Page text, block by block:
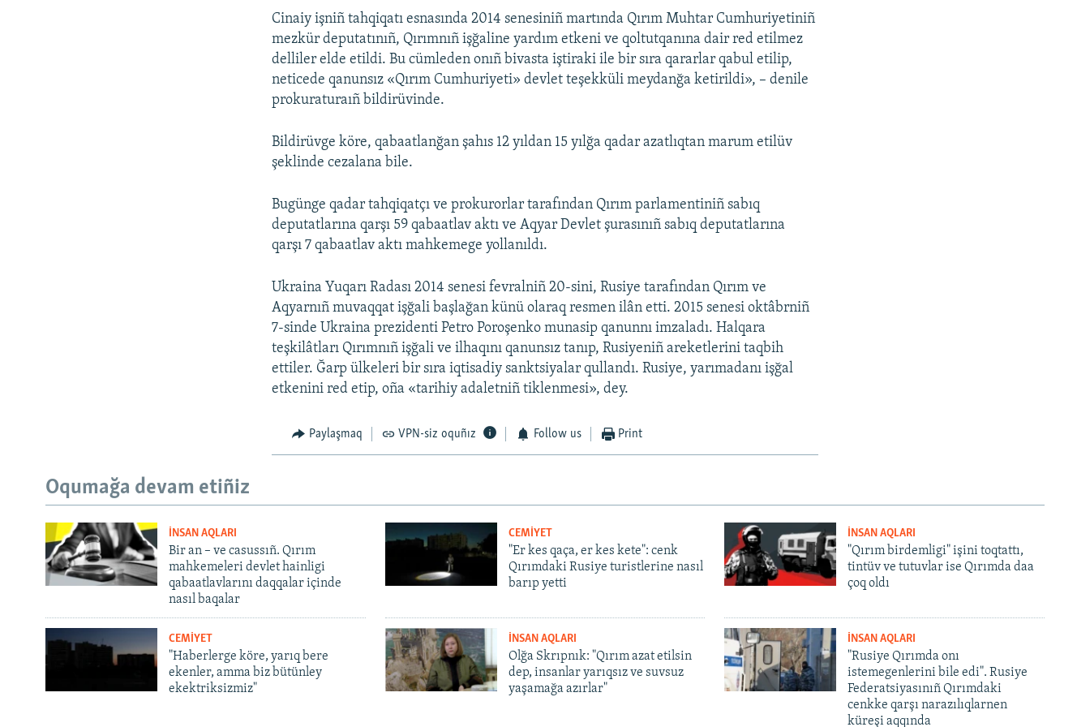
Cinaiy işniñ tahqiqatı esnasında 2014 senesiniñ martında Qırım Muhtar Cumhuriyetiniñ
mezkür deputatınıñ, Qırımnıñ işğaline yardım etkeni ve qoltutqanına dair red etilmez
delliler elde etildi. Bu cümleden onıñ bivasta iştiraki ile bir sıra qararlar qabul etilip,
neticede qanunsız «Qırım Cumhuriyeti» devlet teşekküli meydanğa ketirildi», – denile
prokuraturaıñ bildirüvinde.
Bildirüvge köre, qabaatlanğan şahıs 12 yıldan 15 yılğa qadar azatlıqtan marum etilüv
şeklinde cezalana bile.
Bugünge qadar tahqiqatçı ve prokurorlar tarafından Qırım parlamentiniñ sabıq
deputatlarına qarşı 59 qabaatlav aktı ve Aqyar Devlet şurasınıñ sabıq deputatlarına
qarşı 7 qabaatlav aktı mahkemege yollanıldı.
Ukraina Yuqarı Radası 2014 senesi fevralniñ 20-sini, Rusiye tarafından Qırım ve
Aqyarnıñ muvaqqat işğali başlağan künü olaraq resmen ilân etti. 2015 senesi oktâbrniñ
7-sinde Ukraina prezidenti Petro Poroşenko munasip qanunnı imzaladı. Halqara
teşkilâtları Qırımnıñ işğali ve ilhaqını qanunsız tanıp, Rusiyeniñ areketlerini taqbih
ettiler. Ğarp ülkeleri bir sıra iqtisadiy sanktsiyalar qullandı. Rusiye, yarımadanı işğal
etkenini red etip, oña «tarihiy adaletniñ tiklenmesi», dey.
Paylaşmaq VPN-siz oquñız Follow us Print
Oqumağa devam etiñiz
İNSAN AQLARI
Bir an – ve casussıñ. Qırım
mahkemeleri devlet hainligi
qabaatlavlarını daqqalar içinde
nasıl baqalar
CEMİYET
"Er kes qaça, er kes kete": cenk
Qırımdaki Rusiye turistlerine nasıl
barıp yetti
İNSAN AQLARI
"Qırım birdemligi" işini toqtattı,
tintüv ve tutuvlar ise Qırımda daa
çoq oldı
CEMİYET
"Haberlerge köre, yarıq bere
ekenler, amma biz bütünley
ekektriksizmiz"
İNSAN AQLARI
Olğa Skrıpnık: "Qırım azat etilsin
dep, insanlar yarıqsız ve suvsuz
yaşamağa azırlar"
İNSAN AQLARI
"Rusiye Qırımda onı
istemegenlerini bile edi". Rusiye
Federatsiyasınıñ Qırımdaki
cenkke qarşı narazılıqlarnen
küreşi aqqında